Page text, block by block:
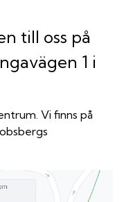
till oss på
1 i
Vi finns på